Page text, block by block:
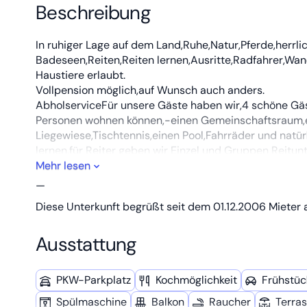
Beschreibung
In ruhiger Lage auf dem
Badeseen,Reiten,Reiten
Haustiere erlaubt.
Vollpension möglich,auf Wunsch auch anders.
AbholserviceFür unsere Gäste haben wir,4 schöne
Personen wohnen können,-einen
Liegewiese,Tischtennis,einen Pool,Fahrräder und
lernen,für Reiter geben wir Einzel und Gruppen
Erwachsene.Gern dürfen Sie beim Striegeln und
Anfrage.
stehen wir Ihnen gerne zur Verfügung.Wir freuen uns
Mehr lesen
—
Diese Unterkunft begrüßt seit dem 01.12.2006 Mieter
Ausstattung
PKW-Parkplatz Kochmöglich­keit
Spül­maschine
Balkon Raucher